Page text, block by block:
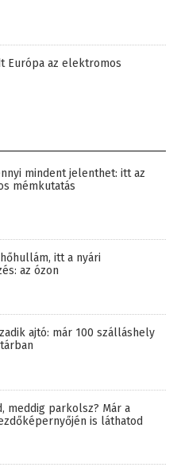
Európa az elektromos
mindent jelenthet: itt az
mémkutatás
itt a nyári
az ózon
ajtó: már 100 szálláshely
meddig parkolsz? Már a
is láthatod